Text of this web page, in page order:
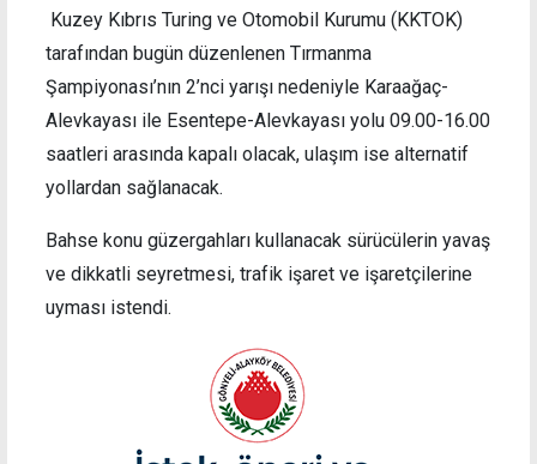
Kuzey Kıbrıs Turing ve Otomobil Kurumu (KKTOK)
tarafından bugün düzenlenen Tırmanma
Şampiyonası’nın 2’nci yarışı nedeniyle Karaağaç-
Alevkayası ile Esentepe-Alevkayası yolu 09.00-16.00
saatleri arasında kapalı olacak, ulaşım ise alternatif
yollardan sağlanacak.
Bahse konu güzergahları kullanacak sürücülerin yavaş
ve dikkatli seyretmesi, trafik işaret ve işaretçilerine
uyması istendi.